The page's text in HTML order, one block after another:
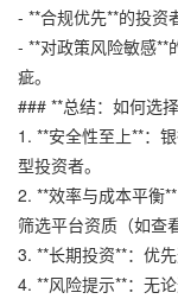
- **合规优先**的投资
- **对政策风险敏感**
疵。
### **总结：如何选
1. **安全性至上**：
型投资者。
2. **效率与成本平衡
筛选平台资质（如查
3. **长期投资**：优
4. **风险提示**：无